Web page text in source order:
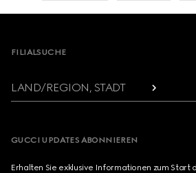
FILIALSUCHE
LAND/REGION, STADT
GUCCI UPDATES ABONNIEREN
Erhalten Sie exklusive Informationen zum Start